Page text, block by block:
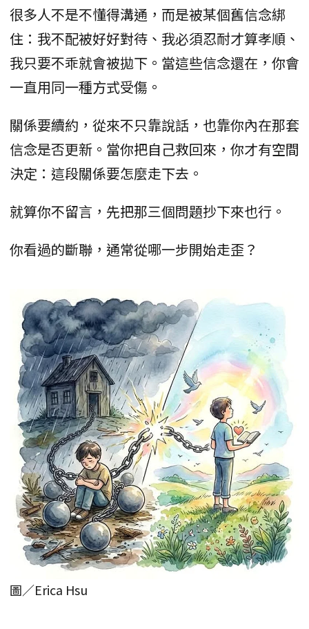
很多人不是不懂得溝通，而是被某個舊信念綁
住：我不配被好好對待、我必須忍耐才算孝順、
我只要不乖就會被拋下。當這些信念還在，你會
一直用同一種方式受傷。
關係要續約，從來不只靠說話，也靠你內在那套
信念是否更新。當你把自己救回來，你才有空間
決定：這段關係要怎麼走下去。
就算你不留言，先把那三個問題抄下來也行。
你看過的斷聯，通常從哪一步開始走歪？
圖／Erica Hsu